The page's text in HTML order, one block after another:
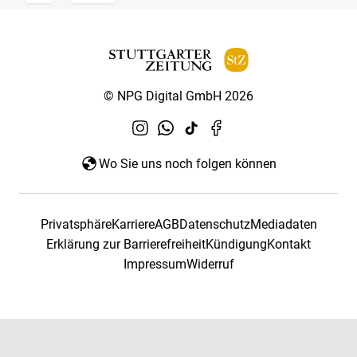
© NPG Digital GmbH 2026
Wo Sie uns noch folgen können
PrivatsphäreKarriereAGBDatenschutzMediadaten
Erklärung zur BarrierefreiheitKündigungKontakt
ImpressumWiderruf